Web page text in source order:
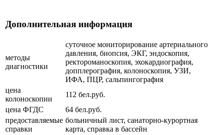
Дополнительная информация
методы
диагностики
суточное мониторирование артериального
давления, биопсия, ЭКГ, эндоскопия,
ректороманоскопия, эхокардиография,
допплерография, колоноскопия, УЗИ,
ИФА, ПЦР, сальпингография
цена
колоноскопии
112 бел.руб.
цена ФГДС
64 бел.руб.
предоставляемые
справки
больничный лист, санаторно-курортная
карта, справка в бассейн